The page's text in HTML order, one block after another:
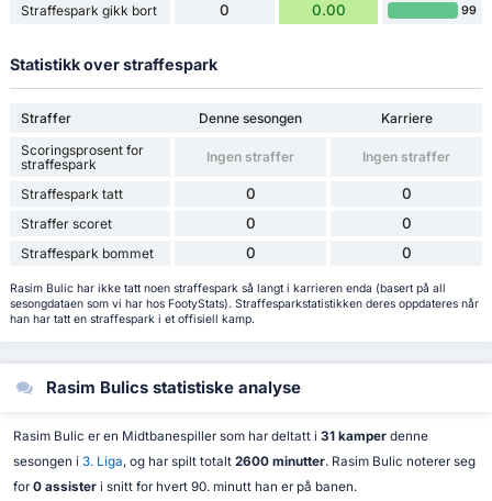
Straffespark gikk bort 0 0.00 99
Statistikk over straffespark
Straffer Denne sesongen
Karriere
Scoringsprosent for
straffespark
Ingen straffer Ingen straffer
Straffespark tatt 0 0
Straffer scoret 0 0
Straffespark bommet 0 0
Rasim Bulic har ikke tatt noen straffespark så langt i karrieren enda (basert på all
sesongdataen som vi har hos FootyStats). Straffesparkstatistikken deres oppdateres når
han har tatt en straffespark i et offisiell kamp.
Rasim Bulics statistiske analyse
Rasim Bulic er en Midtbanespiller som har deltatt i 31 kamperdenne
sesongen i 3. Liga, og har spilt totalt 2600 minutter. Rasim Bulic noterer seg
for 0 assisteri snitt for hvert 90. minutt han er på banen.